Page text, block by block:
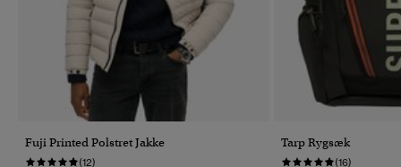
Fuji Printed Polstret Jakke
(12)
Tarp Rygsæk
(16)